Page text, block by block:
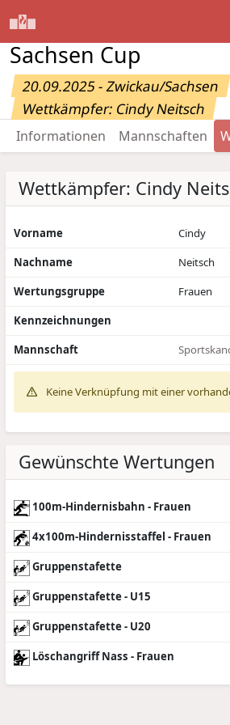
Sachsen Cup
20.09.2025 - Zwickau/Sachsen
Wettkämpfer: Cindy Neitsch
Informationen Mannschaften
Wettkämpfer: Cindy
Vorname
Cindy
Nachname
Neitsch
Wertungsgruppe
Frauen
Kennzeichnungen
Mannschaft
Keine Verknüpfung mit einer
Gewünschte Wertungen
100m-Hindernisbahn - Frauen
4x100m-Hindernisstaffel - Frauen
Gruppenstafette
Gruppenstafette - U15
Gruppenstafette - U20
Löschangriff Nass - Frauen